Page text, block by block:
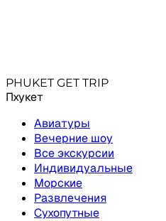
PHUKET GET TRIP
Пхукет
Авиатуры
Вечерние шоу
Все экскурсии
Индивидуальные
Морские
Развлечения
Сухопутные